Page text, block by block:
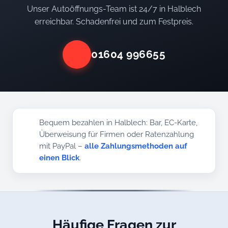
Unser Autoöffnungs-Team ist 24/7 in Halblech
erreichbar. Schadenfrei und zum Festpreis.
01604 996655
Bequem bezahlen in Halblech: Bar, EC-Karte,
Überweisung für Firmen oder Ratenzahlung
mit PayPal –alle Zahlungsmethoden auf
einen Blick.
Häufige Fragen zur